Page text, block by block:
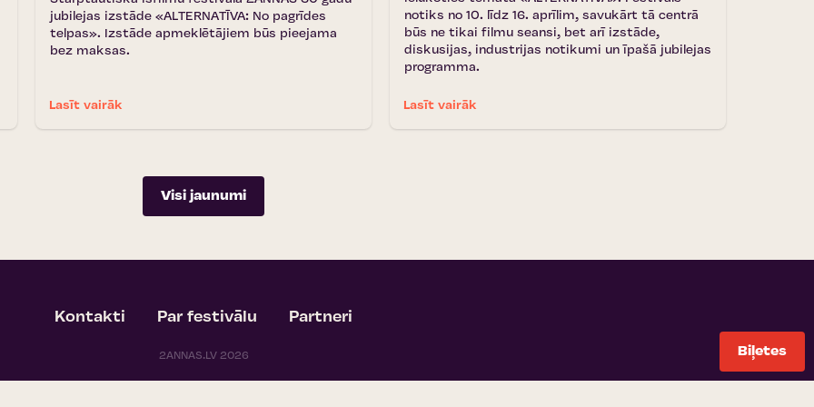
jubilejas izstāde «ALTERNATĪVA: No pagrīdes
telpas». Izstāde apmeklētājiem būs pieejama
bez maksas.
Lasīt vairāk
notiks no 10. līdz 16. aprīlim, savukārt tā centrā
būs ne tikai filmu seansi, bet arī izstāde,
diskusijas, industrijas notikumi un īpašā jubilejas
programma.
Lasīt vairāk
Visi jaunumi
Kontakti Par festivālu Partneri
2ANNAS.LV 2026